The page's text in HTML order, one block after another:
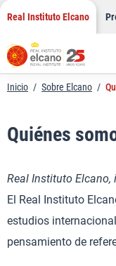
Saltar
contenido
Real Instituto Elcano
Inicio / Sobre Elcano /
Quiénes
Real Instituto
El Real Instituto
estudios
pensamiento de